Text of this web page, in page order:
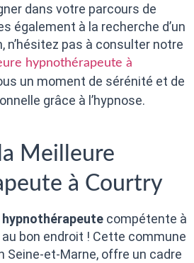
dans votre parcours de
également à la recherche d’un
n’hésitez pas à consulter notre
hypnothérapeute à
un moment de sérénité et de
grâce à l’hypnose.
Meilleure
à Courtry
hypnothérapeute compétente à
bon endroit ! Cette commune
Seine-et-Marne, offre un cadre